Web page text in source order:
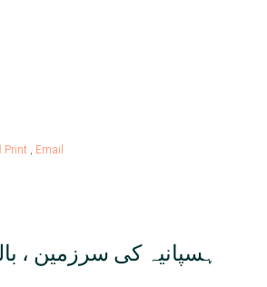
Print , Email
ہسپانيہ کی سرزمين ،